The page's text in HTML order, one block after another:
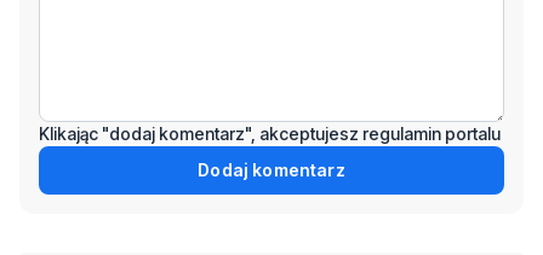
Klikając "dodaj komentarz", akceptujesz regulamin portalu
Dodaj komentarz